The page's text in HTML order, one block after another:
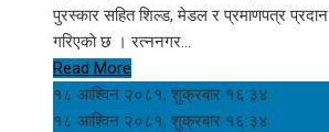
पुरस्कार सहित शिल्ड, मेडल र प्रमाणपत्र प्रदान
गरिएकाे छ । रत्ननगर…
Read More
१८ आश्विन २०८१, शुक्रबार १६:३४
१८ आश्विन २०८१, शुक्रबार १६:३४